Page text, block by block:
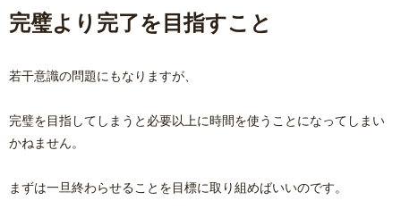
完璧より完了を目指すこと
若干意識の問題にもなりますが、
完璧を目指してしまうと必要以上に時間を使うことになってしまい
かねません。
まずは一旦終わらせることを目標に取り組めばいいのです。